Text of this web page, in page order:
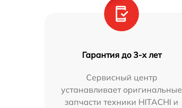
Гарантия до 3-х лет
Сервисный центр
устанавливает оригинальные
запчасти техники HITACHI и